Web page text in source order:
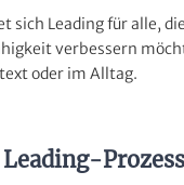
sich Leading für alle,
verbessern
oder im Alltag.